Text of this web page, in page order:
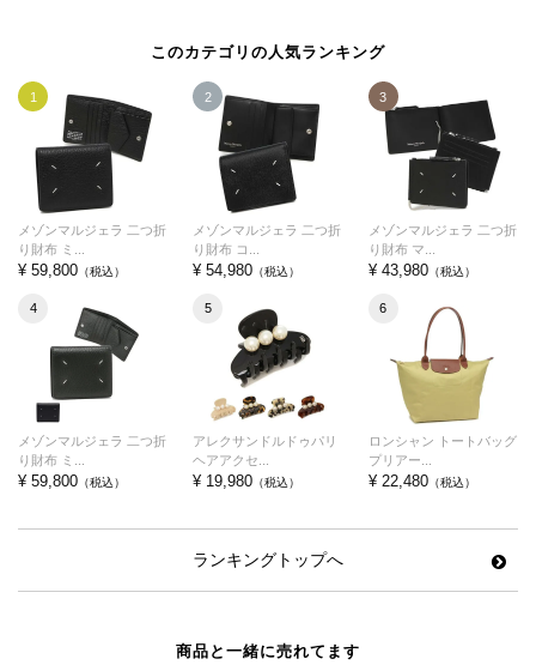
このカテゴリの人気ランキング
1
メゾンマルジェラ 二つ折
り財布 ミ...
¥ 59,800 （税込）
2
メゾンマルジェラ 二つ折
り財布 コ...
¥ 54,980 （税込）
3
メゾンマルジェラ 二つ折
り財布 マ...
¥ 43,980（税込）
4
メゾンマルジェラ 二つ折
り財布 ミ...
¥ 59,800 （税込）
5
アレクサンドルドゥパリ
ヘアアクセ...
¥ 19,980 （税込）
6
ロンシャン トートバッグ
プリアー...
¥ 22,480（税込）
ランキングトップへ
商品と一緒に売れてます